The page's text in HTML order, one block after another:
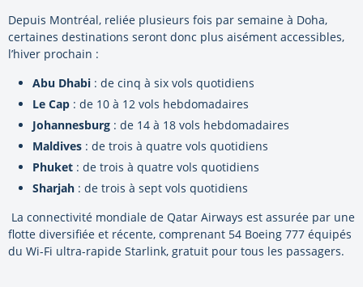
Depuis Montréal, reliée plusieurs fois par semaine à Doha,
certaines destinations seront donc plus aisément accessibles,
l’hiver prochain :
Abu Dhabi : de cinq à six vols quotidiens
Le Cap : de 10 à 12 vols hebdomadaires
Johannesburg : de 14 à 18 vols hebdomadaires
Maldives : de trois à quatre vols quotidiens
Phuket : de trois à quatre vols quotidiens
Sharjah : de trois à sept vols quotidiens
La connectivité mondiale de Qatar Airways est assurée par une
flotte diversifiée et récente, comprenant 54 Boeing 777 équipés
du Wi-Fi ultra-rapide Starlink, gratuit pour tous les passagers.